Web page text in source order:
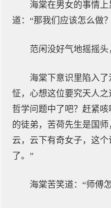
海棠在男女的事情上
道：“那我们应该怎么做
范闲没好气地摇摇
海棠下意识里陷入
怔，心想这位要究天人
哲学问题中了吧？赶紧
的徒弟，苦荷先生是国
云，云下有奇女子，这
了。”
海棠苦笑道：“师傅